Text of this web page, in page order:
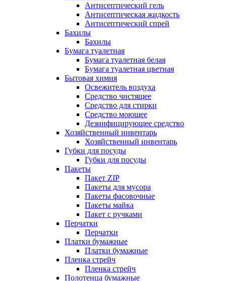
Антисептический гель
Антисептическая жидкость
Антисептический спрей
Бахилы
Бахилы
Бумага туалетная
Бумага туалетная белая
Бумага туалетная цветная
Бытовая химия
Освежитель воздуха
Средство чистящее
Средство для стирки
Средство моющее
Дезинфицирующее средство
Хозяйственный инвентарь
Хозяйственный инвентарь
Губки для посуды
Губки для посуды
Пакеты
Пакет ZIP
Пакеты для мусора
Пакеты фасовочные
Пакеты майка
Пакет с ручками
Перчатки
Перчатки
Платки бумажные
Платки бумажные
Пленка стрейч
Пленка стрейч
Полотенца бумажные